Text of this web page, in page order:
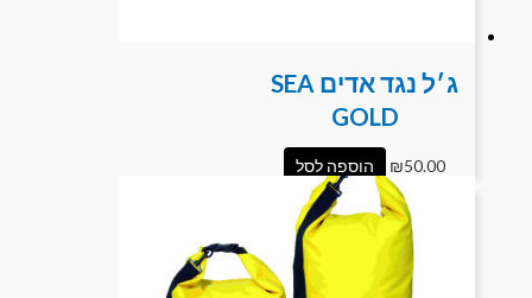
ג׳ל נגד אדים SEA
GOLD
₪50.00 הוספה לסל